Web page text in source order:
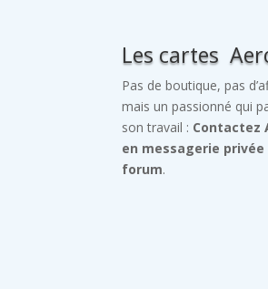
Les cartes
Pas de boutique, pas
mais un passionné qui
son travail : Contactez
en messagerie privée
forum.